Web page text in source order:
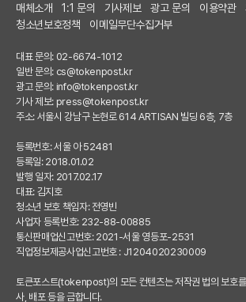
매체소개 1:1 문의 기사제보 광고 문의 이용약관
청소년보호정책
이메일무단수집거부
대표 문의: 02-6674-1012
일반 문의: cs@tokenpost.kr
광고 문의: info@tokenpost.kr
기사 제보: press@tokenpost.kr
주소: 서울시 강남구 논현로 614 ARTISAN 빌딩 6층, 7층
등록번호: 서울 아 52481
등록일: 2018.01.02
발행 일자: 2017.02.17
대표: 김지호
청소년 보호 책임자: 전영빈
사업자 등록번호: 232-88-00885
통신판매업신고번호: 2021-서울 영등포-2531
직업정보제공사업신고번호 : J1204020230009
토큰포스트(tokenpost)의 모든 컨텐츠는 저작권 법의 보호
사, 배포 등을 금합니다.